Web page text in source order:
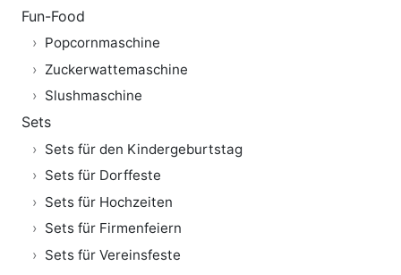
Fun-Food
Popcornmaschine
Zuckerwattemaschine
Slushmaschine
Sets
Sets für den Kindergeburtstag
Sets für Dorffeste
Sets für Hochzeiten
Sets für Firmenfeiern
Sets für Vereinsfeste